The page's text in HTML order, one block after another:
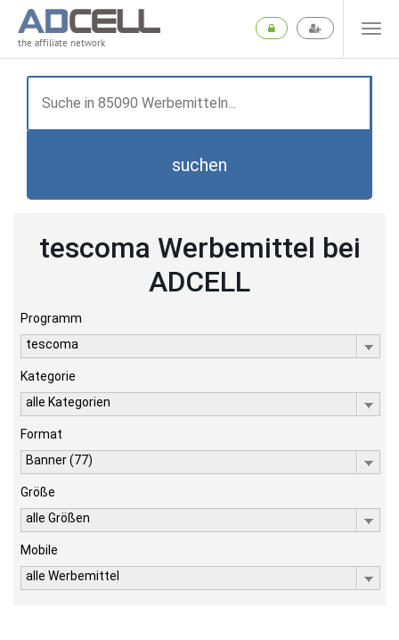
the affiliate network
suchen
tescoma Werbemittel bei
ADCELL
Programm
tescoma
Kategorie
alle Kategorien
Format
Banner (77)
Größe
alle Größen
Mobile
alle Werbemittel